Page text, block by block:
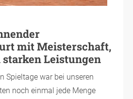
mit Meisterschaft,
Leistungen
Spieltage war bei unseren
noch einmal jede Menge